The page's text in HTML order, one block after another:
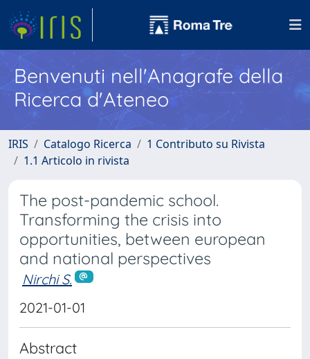
Benvenuti nell'Anagrafe della
Ricerca d'Ateneo
IRIS Catalogo Ricerca
1 Contributo su Rivista
1.1 Articolo in rivista
The post-pandemic school.
Transforming the crisis into
opportunities, between european
and national perspectives
Nirchi S.
2021-01-01
Abstract